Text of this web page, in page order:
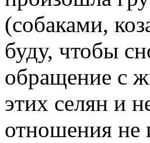
(собаками,
буду, чтобы
обращение с
этих селян и
отношения не